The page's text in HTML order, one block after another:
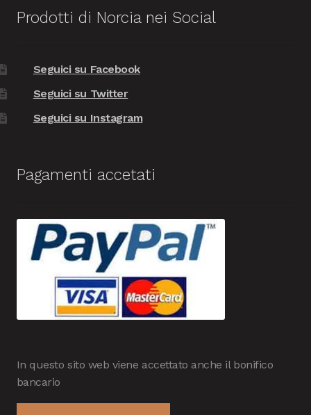
Prodotti di Norcia nei Social
Seguici su Facebook
Seguici su Twitter
Seguici su Instagram
Pagamenti accetati
In questo sito web viene accettato anche il bonifico
bancario